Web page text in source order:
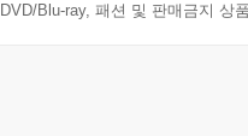
메시지를 전하기 위해 지
Blu-ray, 패션 및 판매금지 상